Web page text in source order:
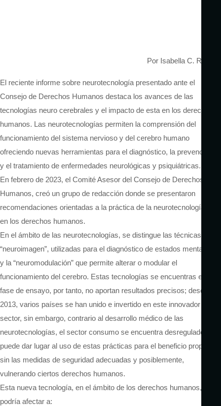
Por Isabella C. Rosa
El reciente informe sobre neurotecnología presentado ante el
Consejo de Derechos Humanos destaca los avances de las
tecnologías neuro cerebrales y el impacto de esta en los derechos
humanos. Las neurotecnologías permiten la comprensión del
funcionamiento del sistema nervioso y del cerebro humano
ofreciendo nuevas herramientas para el diagnóstico, la prevención
y el tratamiento de enfermedades neurológicas y psiquiátricas.
En febrero de 2023, el Comité Asesor del Consejo de Derechos
Humanos, creó un grupo de redacción donde se presentaron
recomendaciones orientadas a la práctica de la neurotecnología
en los derechos humanos.
En el ámbito de las neurotecnologías, se distingue las técnicas de
“neuroimagen”, utilizadas para el diagnóstico de estados mentales
y la “neuromodulación” que permite alterar o modular el
funcionamiento del cerebro. Estas tecnologías se encuentras en
fase de ensayo, por tanto, no aportan resultados precisos; desde
2013, varios países se han unido e invertido en este innovador
sector, sin embargo, contrario al desarrollo médico de las
neurotecnologías, el sector consumo se encuentra desregulado y
puede dar lugar al uso de estas prácticas para el beneficio propio
sin las medidas de seguridad adecuadas y posiblemente,
vulnerando ciertos derechos humanos.
Esta nueva tecnología, en el ámbito de los derechos humanos,
podría afectar a: